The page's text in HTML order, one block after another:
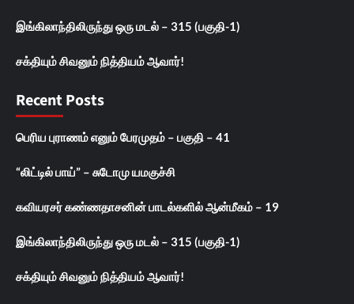
இங்கிலாந்திலிருந்து ஒரு மடல் – 315 (பகுதி-1)
சக்தியும் சிவனும் நித்தியம் ஆவார்!
Recent Posts
பெரிய புராணம் எனும் பேரமுதம் – பகுதி – 41
“லிட்டில் பாய்” – சுடோமு யமகுச்சி
கவியரசர் கண்ணதாசனின் பாடல்களில் ஆன்மீகம் – 19
இங்கிலாந்திலிருந்து ஒரு மடல் – 315 (பகுதி-1)
சக்தியும் சிவனும் நித்தியம் ஆவார்!